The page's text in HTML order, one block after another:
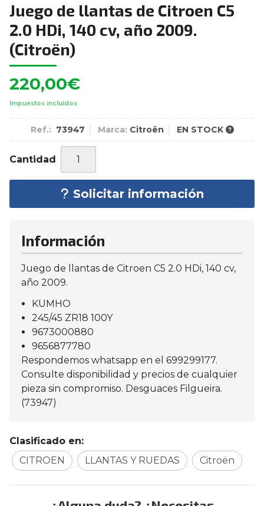
Juego de llantas de Citroen C5
2.0 HDi, 140 cv, año 2009.
(Citroën)
220,00€
Impuestos incluidos
Ref.: 73947 Marca: Citroën EN STOCK
Cantidad
Solicitar información
Información
Juego de llantas de Citroen C5 2.0 HDi, 140 cv,
año 2009.
KUMHO
245/45 ZR18 100Y
9673000880
9656877780
Respondemos whatsapp en el 699299177.
Consulte disponibilidad y precios de cualquier
pieza sin compromiso. Desguaces Filgueira.
(73947)
Clasificado en:
CITROEN
LLANTAS Y RUEDAS Citroën